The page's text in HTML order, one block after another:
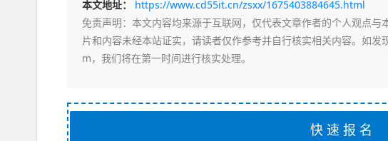
本文地址： https://www.cd55it.cn/zsxx/1675403884645.html
免责声明：本文内容均来源于互联网，仅代表文章作者的个人观点
片和内容未经本站证实，请读者仅作参考并自行核实相关内容。如
m，我们将在第一时间进行核实处理。